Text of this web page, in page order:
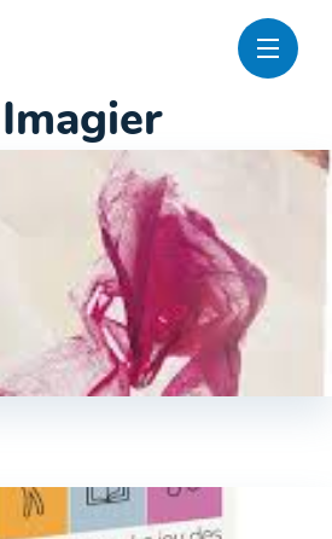
Imagier